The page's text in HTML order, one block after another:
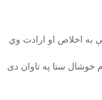
به اخلاص او ارادت وي
خوشال ستا په تاوان دی